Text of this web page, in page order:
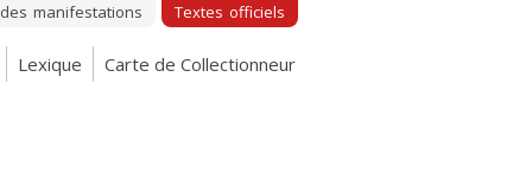
manifestations Textes officiels
Lexique Carte de Collectionneur